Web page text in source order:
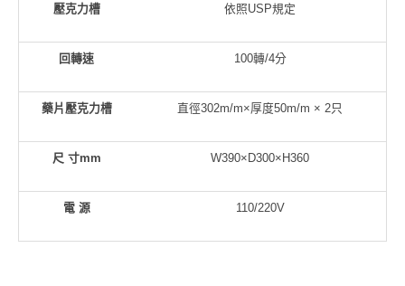
壓克力槽 依照USP規定
回轉速 100轉/4分
藥片壓克力槽 直徑302m/m×厚度50m/m × 2只
尺 寸mm W390×D300×H360
電 源 110/220V